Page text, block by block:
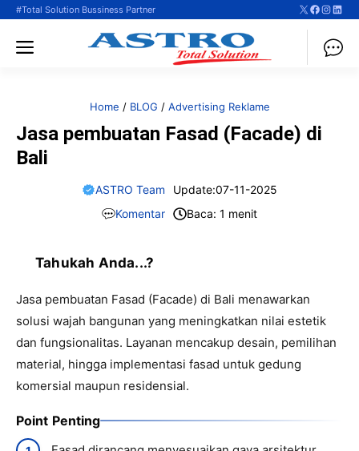
Langsung
#Total Solution Bussiness Partner X
Menu
Home / BLOG / Advertising Reklame
Jasa pembuatan Fasad (Facade) di
Bali
ASTRO Team Update:07-11-2025
Komentar
Baca: 1 menit
Tahukah Anda...?
Jasa pembuatan Fasad (Facade) di Bali menawarkan
solusi wajah bangunan yang meningkatkan nilai estetik
dan fungsionalitas. Layanan mencakup desain, pemilihan
material, hingga implementasi fasad untuk gedung
komersial maupun residensial.
Point Penting